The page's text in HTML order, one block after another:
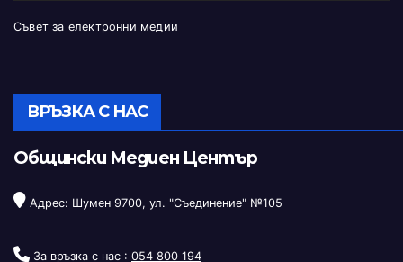
Съвет за електронни медии
ВРЪЗКА С НАС
Общински Медиен Център
Адрес: Шумен 9700, ул. "Съединение" №105
За връзка с нас : 054 800 194